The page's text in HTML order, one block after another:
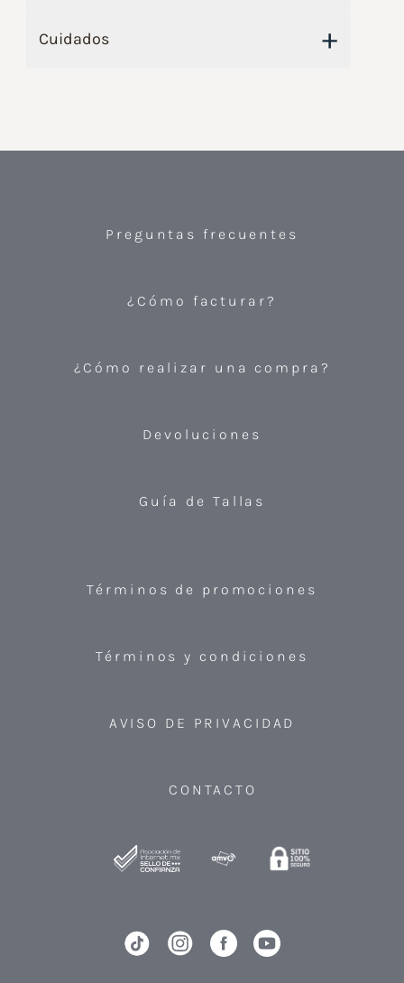
Cuidados +
Preguntas frecuentes
¿Cómo facturar?
¿Cómo realizar una compra?
Devoluciones
Guía de Tallas
Términos de promociones
Términos y condiciones
AVISO DE PRIVACIDAD
CONTACTO